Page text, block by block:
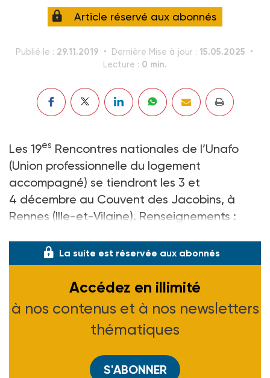
Article réservé aux abonnés
Publié le : 29.11.2019 Dernière Mise à jour : 15.05.2025
Lecture : 0 min.
Les 19es Rencontres nationales de l’Unafo
(Union professionnelle du logement
accompagné) se tiendront les 3 et
4 décembre au Couvent des Jacobins, à
Rennes (Ille-et-Vilaine). Renseignements :
La suite est réservée aux abonnés
Accédez en illimité
à nos contenus et à nos newsletters
thématiques
S'ABONNER